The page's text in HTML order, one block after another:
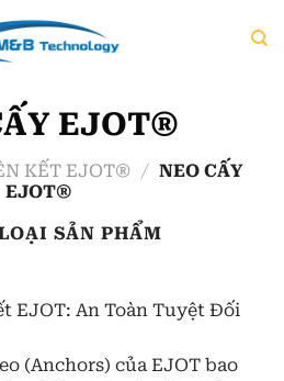
EJOT®
KẾT EJOT® / NEO CẤY
EJOT®
SẢN PHẨM
EJOT: An Toàn Tuyệt Đối
(Anchors) của EJOT bao